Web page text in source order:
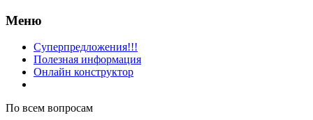
Меню
Суперпредложения!!!
Полезная информация
Онлайн конструктор
По всем вопросам